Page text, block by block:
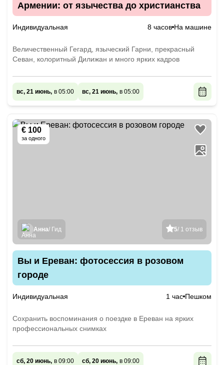
Армении: от язычества до христианства
Индивидуальная 8 часов На машине
Величественный Гегард, языческий Гарни, прекрасный
Севан, колоритный Дилижан и много ярких кадров
вс, 21 июнь, в 05:00 вс, 21 июнь, в 05:00
€ 100
за одного
5/ 1 отзыв
Анна/ Гид
Вы и Ереван: фотосессия в розовом
городе
Индивидуальная 1 час Пешком
Сохранить воспоминания о поездке в Ереван на ярких
профессиональных снимках
сб, 20 июнь, в 09:00 сб, 20 июнь, в 09:00